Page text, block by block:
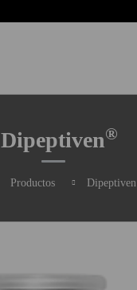
Dipeptiven®
Productos Dipeptiven